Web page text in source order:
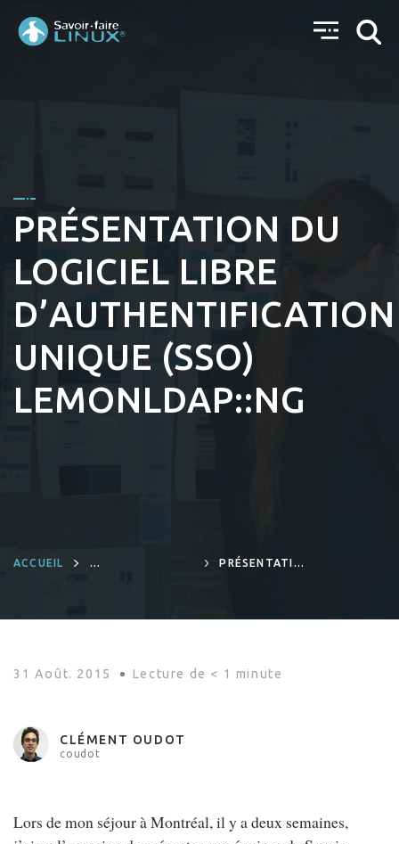
PRÉSENTATION DU
LOGICIEL LIBRE
D’AUTHENTIFICATION
UNIQUE (SSO)
LEMONLDAP::NG
ACCUEIL
PRÉSENTATION
LEMONLDAP::NG
31 Août. 2015 Lecture de < 1 minute
CLÉMENT OUDOT
coudot
Lors de mon séjour à Montréal, il y a deux semaines,